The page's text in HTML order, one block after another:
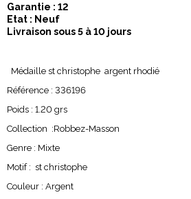
Garantie : 12
Etat : Neuf
Livraison sous 5 à 10 jours
Médaille st christophe argent rhodié
Référence : 336196
Poids : 1.20 grs
Collection :Robbez-Masson
Genre : Mixte
Motif : st christophe
Couleur : Argent